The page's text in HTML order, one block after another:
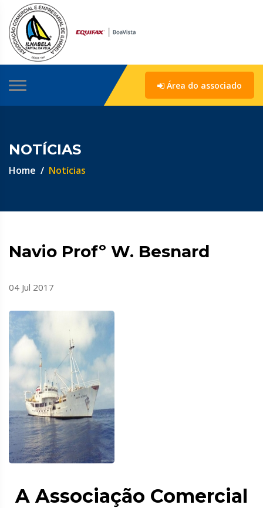
Área do associado
NOTÍCIAS
Home Notícias
Navio Profº W. Besnard
04 Jul 2017
A Associação Comercial